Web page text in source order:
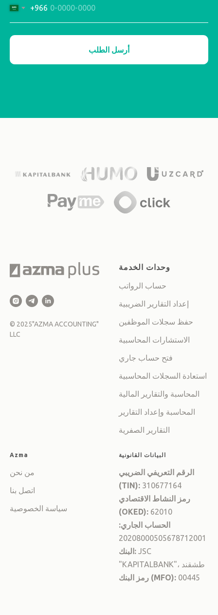
+966
أرسل الطلب
© 2025"AZMA ACCOUNTING"
LLC
وحدات الخدمة
حساب الرواتب
إعداد التقارير الضريبية
حفظ سجلات الموظفين
الاستشارات المحاسبية
فتح حساب جاري
استعادة السجلات المحاسبية
المحاسبة والتقارير المالية
المحاسبة وإعداد التقارير
التقارير الصفرية
Azma
من نحن
اتصل بنا
سياسة الخصوصية
البيانات القانونية
الرقم التعريفي الضريبي
(TIN): 310677164
رمز النشاط الاقتصادي
(OKED): 62010
الحساب الجاري:
20208000505678712001
البنك: JSC
"KAPITALBANK"، طشقند
رمز البنك (MFO): 00445